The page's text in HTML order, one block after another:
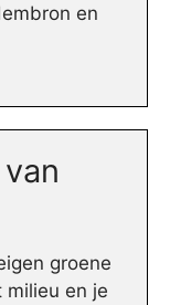
en
groene
milieu en je